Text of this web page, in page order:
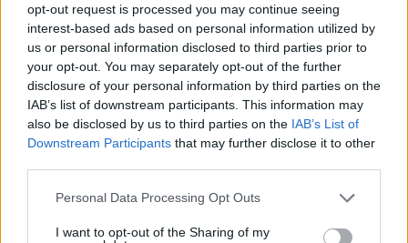
opt-out request is processed you may continue seeing
interest-based ads based on personal information utilized by
us or personal information disclosed to third parties prior to
your opt-out. You may separately opt-out of the further
disclosure of your personal information by third parties on the
IAB’s list of downstream participants. This information may
also be disclosed by us to third parties on the IAB’s List of
Downstream Participants that may further disclose it to other
Please note that this website/app uses one or more Google
not limited to your visit or usage behaviour. You may click to
Personal Data Processing Opt Outs
I want to opt-out of the Sharing of my
Χοληστερόλη: Πέντε κινήσεις ματ για να την ρίξετε
χαμηλά
08.08.2026, 07:00
Πεινάτε αλλά δεν έχετε χρόνο; Γρήγορες συνταγές με 5
υλικά
08.08.2026, 07:00
08.08.2026, 06:39
Στήριξη Τραμπ στον νέο πρόεδρο της Κολομβίας με